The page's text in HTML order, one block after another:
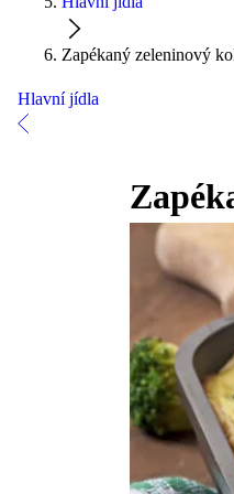
Zapékaný zeleninový
Hlavní jídla